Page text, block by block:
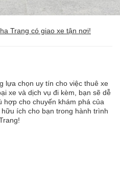
Trang có giao xe tận nơi!
lựa chọn uy tín cho việc thuê xe
xe và dịch vụ đi kèm, bạn sẽ dễ
cho chuyến khám phá của
ích cho bạn trong hành trình